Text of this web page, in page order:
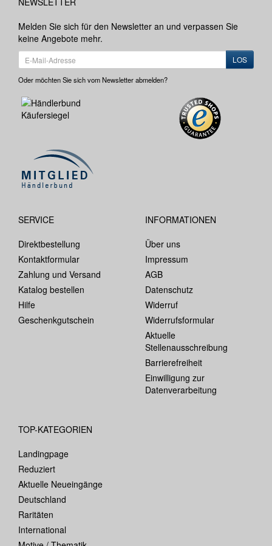
Melden Sie sich für den Newsletter an und verpassen Sie
keine Angebote mehr.
LOS
Oder möchten Sie sich vom Newsletter abmelden?
SERVICE
Direktbestellung
Kontaktformular
Zahlung und Versand
Katalog bestellen
Hilfe
Geschenkgutschein
INFORMATIONEN
Über uns
Impressum
AGB
Datenschutz
Widerruf
Widerrufsformular
Aktuelle
Stellenausschreibung
Barrierefreiheit
Einwilligung zur
Datenverarbeitung
TOP-KATEGORIEN
Landingpage
Reduziert
Aktuelle Neueingänge
Deutschland
Raritäten
International